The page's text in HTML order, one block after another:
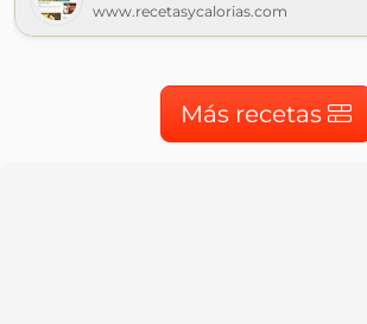
www.recetasycalorias.com
Más recetas